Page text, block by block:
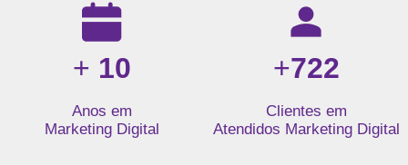
Resultados da nossa agência de marketing digital: mais
+ 10
Anos em
Marketing Digital
+722
Clientes em
Atendidos Marketing Digital